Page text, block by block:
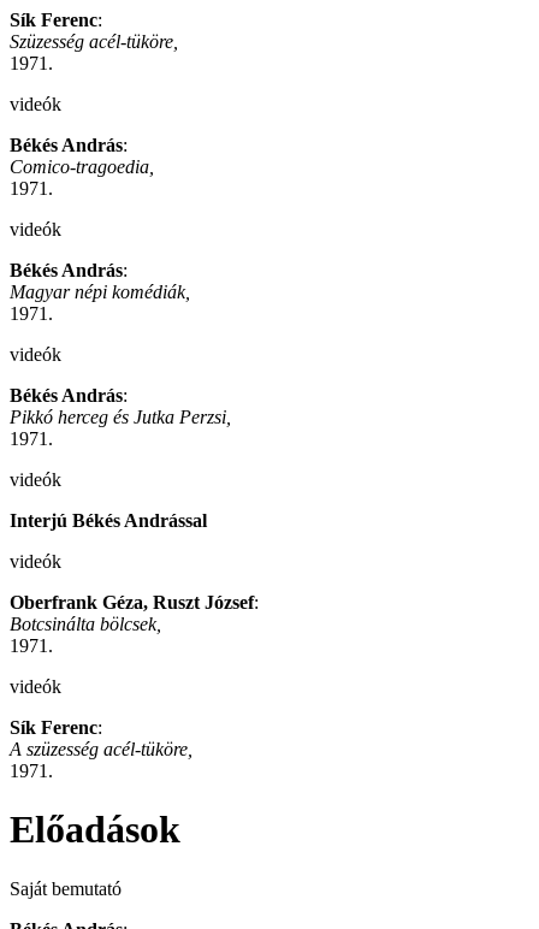
Sík Ferenc:
Szüzesség acél-tüköre,
1971.
videók
Békés András:
Comico-tragoedia,
1971.
videók
Békés András:
Magyar népi komédiák,
1971.
videók
Békés András:
Pikkó herceg és Jutka Perzsi,
1971.
videók
Interjú Békés Andrással
videók
Oberfrank Géza, Ruszt József:
Botcsinálta bölcsek,
1971.
videók
Sík Ferenc:
A szüzesség acél-tüköre,
1971.
Előadások
Saját bemutató